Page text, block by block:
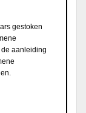
gestoken
aanleiding